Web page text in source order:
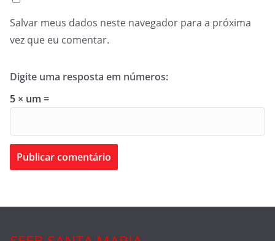
Salvar meus dados neste navegador para a próxima
vez que eu comentar.
Digite uma resposta em números:
5 × um =